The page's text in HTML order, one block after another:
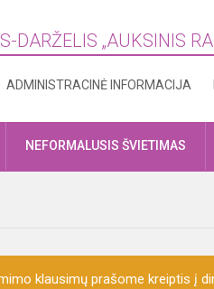
DARŽELIS „AUKSINIS
ADMINISTRACINĖ INFORMACIJA
NEFORMALUSIS ŠVIETIMAS
klausimų prašome kreiptis į